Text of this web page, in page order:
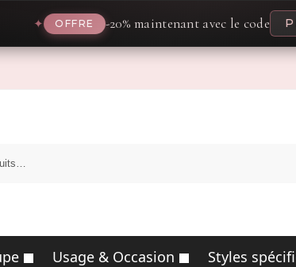
-20% maintenant avec le code PROMO20
Usage & Occasion Styles